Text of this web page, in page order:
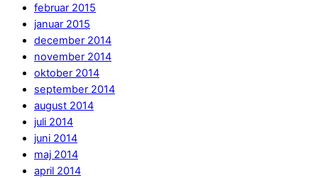
februar 2015
januar 2015
december 2014
november 2014
oktober 2014
september 2014
august 2014
juli 2014
juni 2014
maj 2014
april 2014